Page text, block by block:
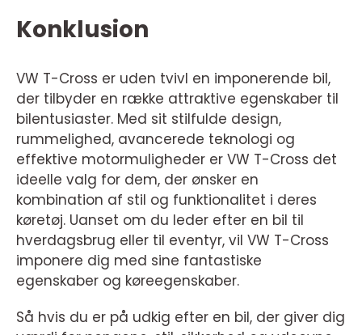
Konklusion
VW T-Cross er uden tvivl en imponerende bil,
der tilbyder en række attraktive egenskaber til
bilentusiaster. Med sit stilfulde design,
rummelighed, avancerede teknologi og
effektive motormuligheder er VW T-Cross det
ideelle valg for dem, der ønsker en
kombination af stil og funktionalitet i deres
køretøj. Uanset om du leder efter en bil til
hverdagsbrug eller til eventyr, vil VW T-Cross
imponere dig med sine fantastiske
egenskaber og køreegenskaber.
Så hvis du er på udkig efter en bil, der giver dig